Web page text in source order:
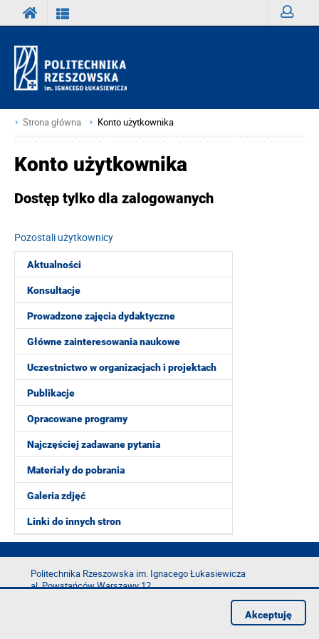
Strona główna Konto użytkownika
Aktualności
Konsultacje
Prowadzone zajęcia dydaktyczne
Główne zainteresowania naukowe
Uczestnictwo w organizacjach i projektach
Publikacje
Opracowane programy
Najczęściej zadawane pytania
Materiały do pobrania
Galeria zdjęć
Linki do innych stron
Konto użytkownika
Dostęp tylko dla zalogowanych
Pozostali użytkownicy
Politechnika Rzeszowska im. Ignacego Łukasiewicza
al. Powstańców Warszawy 12
Akceptuję